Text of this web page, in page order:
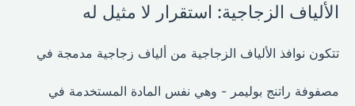
الألياف الزجاجية: استقرار لا مثيل له
تتكون نوافذ الألياف الزجاجية من ألياف زجاجية مدمجة في
مصفوفة راتنج بوليمر - وهي نفس المادة المستخدمة في